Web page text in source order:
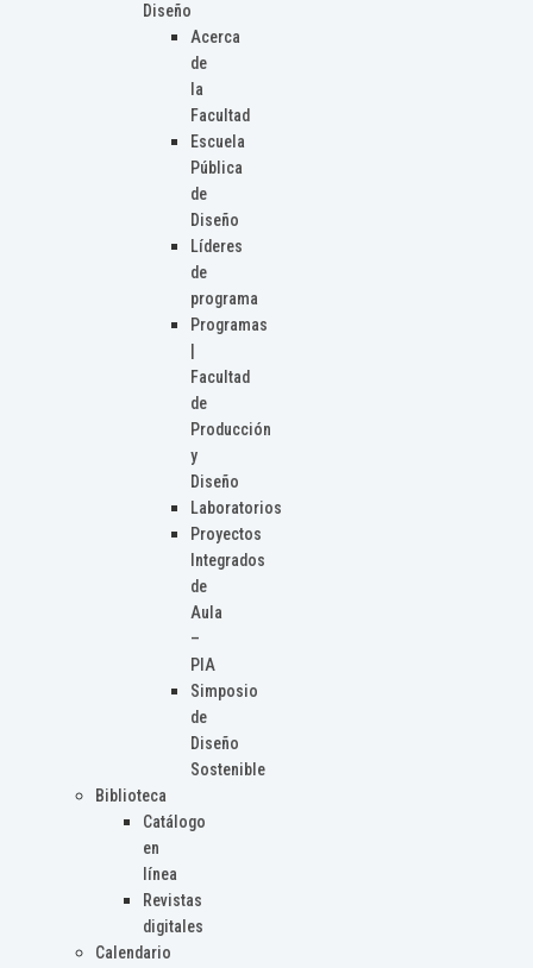
Diseño
Acerca
de
la
Facultad
Escuela
Pública
de
Diseño
Líderes
de
programa
Programas
Facultad
de
Producción
y
Diseño
Laboratorios
Proyectos
Integrados
de
Aula
–
PIA
Simposio
de
Diseño
Sostenible
Biblioteca
Catálogo
en
línea
Revistas
digitales
Calendario